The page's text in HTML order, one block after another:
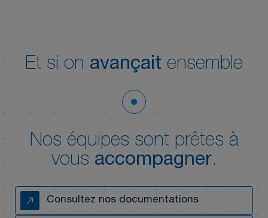
Et si on avançait ensemble
Nos équipes sont prêtes à
vous accompagner.
Consultez nos documentations